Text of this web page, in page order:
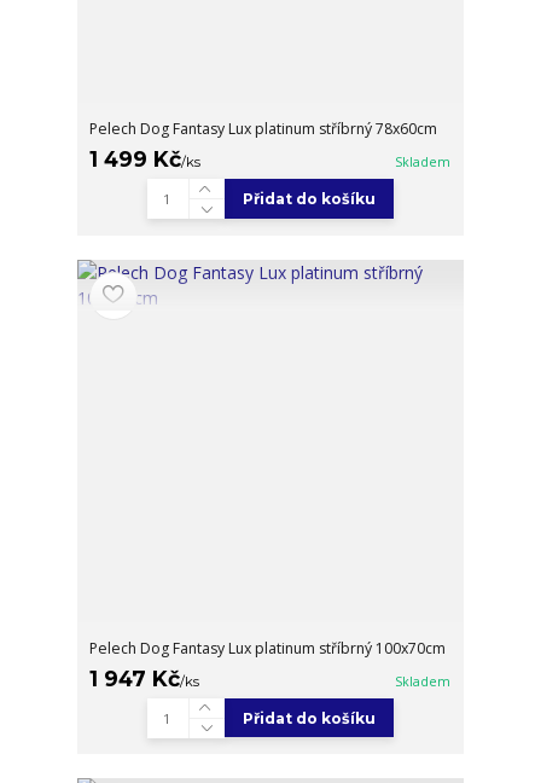
Pelech Dog Fantasy Lux platinum stříbrný 78x60cm
1 499 Kč/ks Skladem
Přidat do košíku
Pelech Dog Fantasy Lux platinum stříbrný 100x70cm
1 947 Kč/ks Skladem
Přidat do košíku